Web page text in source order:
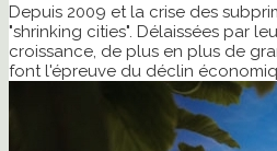
Depuis 2009 et la crise des
"shrinking cities". Délaissées par
croissance, de plus en plus de
font l'épreuve du déclin